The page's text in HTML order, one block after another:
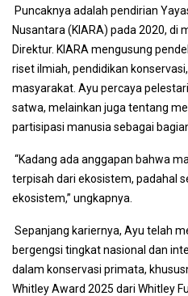
Puncaknya adalah pendirian
Nusantara (KIARA) pada 2020, di
Direktur. KIARA mengusung
riset ilmiah, pendidikan
masyarakat. Ayu percaya
satwa, melainkan juga tentang
partisipasi manusia sebagai
“Kadang ada anggapan bahwa
terpisah dari ekosistem, padahal
ekosistem,” ungkapnya.
Sepanjang kariernya, Ayu telah
bergengsi tingkat nasional dan
dalam konservasi primata,
Whitley Award 2025 dari Whitley